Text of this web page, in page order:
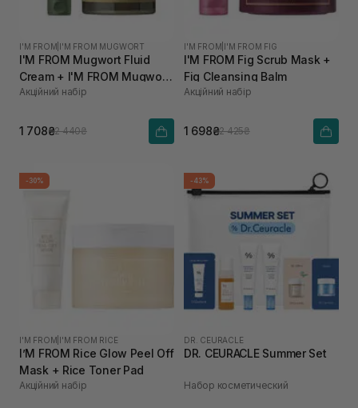
I'M FROM I'M FROM MUGWORT
I'M FROM Mugwort Fluid
Cream + I'M FROM Mugwort
Mask
Акційний набір
1 708₴2 440₴
I'M FROM I'M FROM FIG
I'M FROM Fig Scrub Mask +
Fig Cleansing Balm
Акційний набір
1 698₴2 425₴
-30%
I'M FROM I'M FROM RICE
I’M FROM Rice Glow Peel Off
Mask + Rice Toner Pad
Акційний набір
-43%
DR. CEURACLE
DR. CEURACLE Summer Set
Набор косметический